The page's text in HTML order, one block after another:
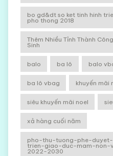
bo gd&dt so ket tinh hinh
pho thong 2018
Thêm Nhiều Tỉnh Thành
Sinh
balo ba lô balo
ba lô vbag khuyến mãi
siêu khuyến mãi noel
xả hàng cuối năm
pho-thu-tuong-phe-
trien-giao-duc-mam-non-
2022-2030